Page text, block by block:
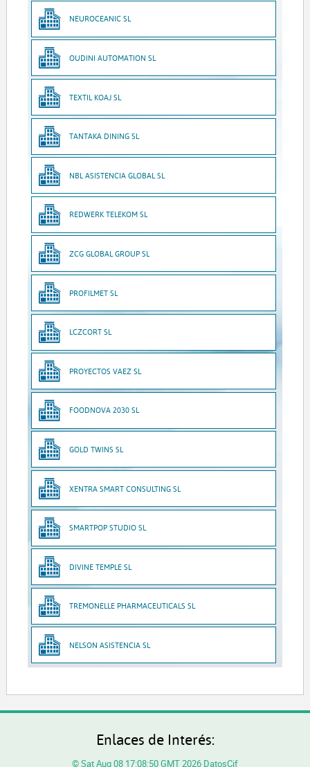
NEUROCEANIC SL
OUDINI AUTOMATION SL
TEXTIL KOAJ SL
TANTAKA DINING SL
NBL ASISTENCIA GLOBAL SL
REDWERK TELEKOM SL
ZCG GLOBAL GROUP SL
PROFILMET SL
LCZCORT SL
PROYECTOS VAEZ SL
FOODNOVA 2030 SL
GOLD TWINS SL
XENTRA SMART CONSULTING SL
SMARTPOP STUDIO SL
DIVINE TEMPLE SL
TREMONELLE PHARMACEUTICALS SL
NELSON ASISTENCIA SL
Enlaces de Interés:
© Sat Aug 08 17:08:50 GMT 2026 DatosCif